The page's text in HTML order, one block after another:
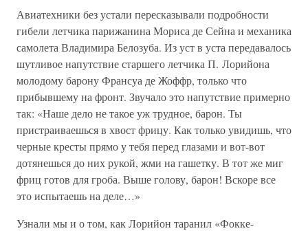
Авиатехники без устали пересказывали подробности
гибели летчика парижанина Мориса де Сейна и механика
самолета Владимира Белозуба. Из уст в уста передавалось
шутливое напутствие старшего летчика П. Лорийона
молодому барону Франсуа де Жоффр, только что
прибывшему на фронт. Звучало это напутствие примерно
так: «Наше дело не такое уж трудное, барон. Ты
пристраиваешься в хвост фрицу. Как только увидишь, что
черные кресты прямо у тебя перед глазами и вот-вот
дотянешься до них рукой, жми на гашетку. В тот же миг
фриц готов для гроба. Выше голову, барон! Вскоре все
это испытаешь на деле…»
Узнали мы и о том, как Лорийон таранил «Фокке-